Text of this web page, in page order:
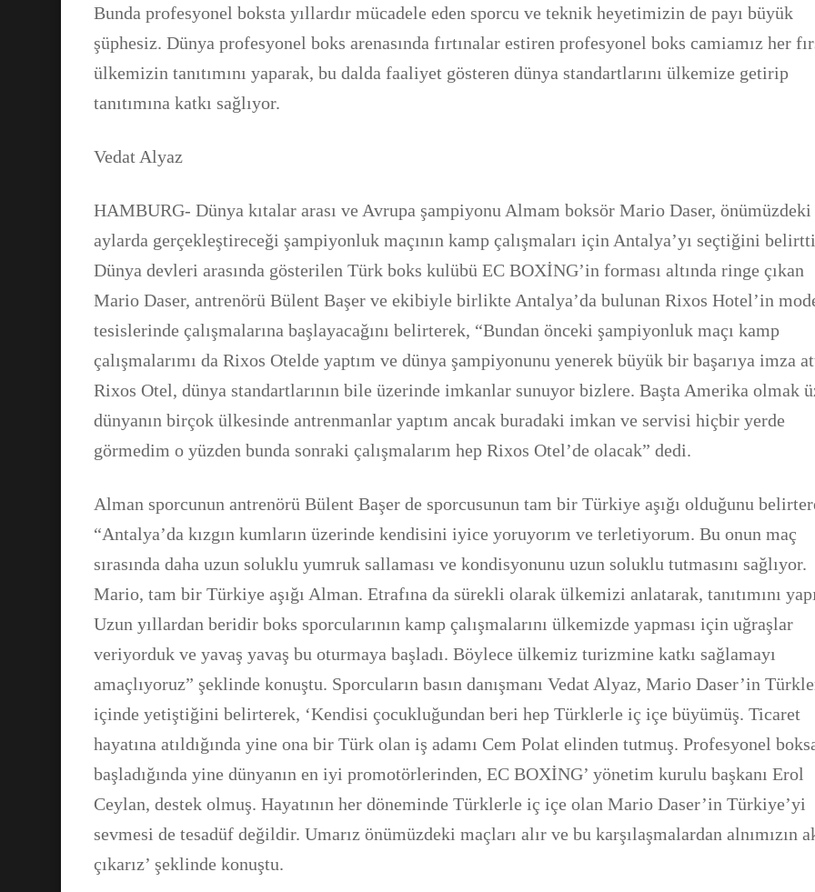
Bunda profesyonel boksta yıllardır mücadele eden sporcu ve teknik heyetimizin de payı büyük
şüphesiz. Dünya profesyonel boks arenasında fırtınalar estiren profesyonel boks camiamız her
ülkemizin tanıtımını yaparak, bu dalda faaliyet gösteren dünya standartlarını ülkemize getirip
tanıtımına katkı sağlıyor.
Vedat Alyaz
HAMBURG- Dünya kıtalar arası ve Avrupa şampiyonu Almam boksör Mario Daser, önümüzdeki
aylarda gerçekleştireceği şampiyonluk maçının kamp çalışmaları için Antalya’yı seçtiğini
Dünya devleri arasında gösterilen Türk boks kulübü EC BOXİNG’in forması altında ringe çıkan
Mario Daser, antrenörü Bülent Başer ve ekibiyle birlikte Antalya’da bulunan Rixos Hotel’in
tesislerinde çalışmalarına başlayacağını belirterek, “Bundan önceki şampiyonluk maçı kamp
çalışmalarımı da Rixos Otelde yaptım ve dünya şampiyonunu yenerek büyük bir başarıya imza
Rixos Otel, dünya standartlarının bile üzerinde imkanlar sunuyor bizlere. Başta Amerika olmak
dünyanın birçok ülkesinde antrenmanlar yaptım ancak buradaki imkan ve servisi hiçbir yerde
görmedim o yüzden bunda sonraki çalışmalarım hep Rixos Otel’de olacak” dedi.
Alman sporcunun antrenörü Bülent Başer de sporcusunun tam bir Türkiye aşığı olduğunu
“Antalya’da kızgın kumların üzerinde kendisini iyice yoruyorım ve terletiyorum. Bu onun maç
sırasında daha uzun soluklu yumruk sallaması ve kondisyonunu uzun soluklu tutmasını sağlıyor.
Mario, tam bir Türkiye aşığı Alman. Etrafına da sürekli olarak ülkemizi anlatarak, tanıtımını
Uzun yıllardan beridir boks sporcularının kamp çalışmalarını ülkemizde yapması için uğraşlar
veriyorduk ve yavaş yavaş bu oturmaya başladı. Böylece ülkemiz turizmine katkı sağlamayı
amaçlıyoruz” şeklinde konuştu. Sporcuların basın danışmanı Vedat Alyaz, Mario Daser’in
içinde yetiştiğini belirterek, ‘Kendisi çocukluğundan beri hep Türklerle iç içe büyümüş. Ticaret
hayatına atıldığında yine ona bir Türk olan iş adamı Cem Polat elinden tutmuş. Profesyonel
başladığında yine dünyanın en iyi promotörlerinden, EC BOXİNG’ yönetim kurulu başkanı Erol
Ceylan, destek olmuş. Hayatının her döneminde Türklerle iç içe olan Mario Daser’in Türkiye’yi
sevmesi de tesadüf değildir. Umarız önümüzdeki maçları alır ve bu karşılaşmalardan alnımızın
çıkarız’ şeklinde konuştu.